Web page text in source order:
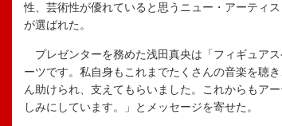
性、芸術性が優れていると思うニュー・アーティ
が選ばれた。
プレゼンターを務めた浅田真央は「フィギュア
ーツです。私自身もこれまでたくさんの音楽を聴
ん助けられ、支えてもらいました。これからもア
しみにしています。」とメッセージを寄せた。